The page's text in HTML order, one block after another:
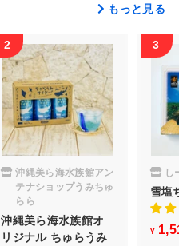
もっと見る
沖縄美ら海水族館アン
テナショップうみちゅ
らら
沖縄美ら海水族館オ
リジナル ちゅらうみ
し
雪塩
¥